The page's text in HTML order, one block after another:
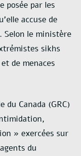
posée par les
accuse de
Selon le ministère
sikhs
de menaces
du Canada (GRC)
» exercées sur
du